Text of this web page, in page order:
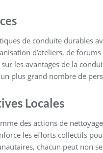
de conduite durables
d’ateliers, de
les avantages de la
plus grand nombre de
Locales
des actions de
les efforts collectifs
chacun peut non